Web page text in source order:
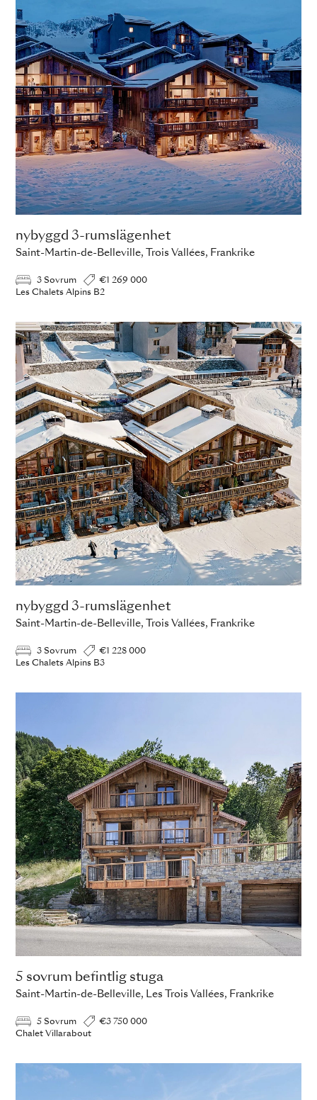
nybyggd 3-rumslägenhet
Saint-Martin-de-Belleville, Trois Vallées, Frankrike
3 Sovrum
€1 269 000
Les Chalets Alpins B2
nybyggd 3-rumslägenhet
Saint-Martin-de-Belleville, Trois Vallées, Frankrike
3 Sovrum
€1 228 000
Les Chalets Alpins B3
5 sovrum befintlig stuga
Saint-Martin-de-Belleville, Les Trois Vallées, Frankrike
5 Sovrum
€3 750 000
Chalet Villarabout